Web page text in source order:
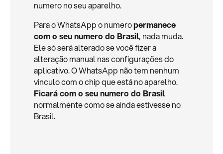
numero no seu aparelho.
Para o WhatsApp o numeropermanece
com o seu numero do Brasil, nada muda.
Ele só será alterado se você fizer a
alteração manual nas configurações do
aplicativo. O WhatsApp não tem nenhum
vinculo com o chip que está no aparelho.
Ficará com o seu numero do Brasil
normalmente como se ainda estivesse no
Brasil.